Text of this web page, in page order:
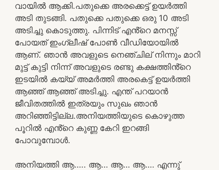
വായിൽ ആക്കി.പതുക്കെ അരക്കെട്ട് ഉയർത്തി
അടി തുടങ്ങി. പതുക്കെ പതുക്കെ ഒരു 10 അടി
അടിച്ചു കൊടുത്തു. പിന്നിട് എൻ്റെ മനസ്സ്
പോയത് ഇംഗ്ലീഷ് പോൺ വീഡിയോയിൽ
ആണ്. ഞാൻ അവളുടെ നെഞ്ചില് നിന്നും മാറി
മുട്ട് കുട്ടി നിന്ന് അവളുടെ രണ്ടു കക്ഷത്തിൻ്റെ
ഇടയിൽ കയ്യ് അമർത്തി അരകെട്ട് ഉയർത്തി
ആഞ്ഞ് ആഞ്ഞ് അടിച്ചു. എന്ത് പറയാൻ
ജീവിതത്തിൽ ഇത്രയും സുഖം ഞാൻ
അറിഞ്ഞിട്ടില്ല.അനിയത്തിയുടെ കൊഴുത്ത
പൂറിൽ എൻ്റെ കുണ്ണ കേറി ഇറങ്ങി
പോവുമ്പോൾ.
അനിയത്തി ആ….. ആ… ആ… ആ…. എന്നു്